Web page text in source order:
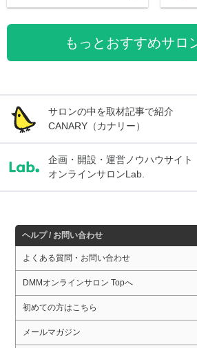
もっとおすすめサロ
サロンの中を取材記事で紹介
CANARY（カナリー）
企画・開設・運営ノウハウサイト
オンラインサロンLab.
ヘルプ / お問い合わせ
よくある質問・お問い合わせ
DMMオンラインサロン Topへ
初めての方はこちら
メールマガジン